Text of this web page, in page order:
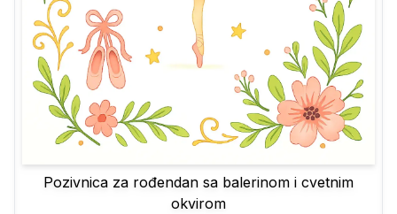
Pozivnica za rođendan sa balerinom i cvetnim
okvirom